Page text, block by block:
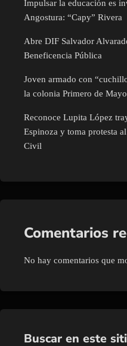
Impulsar la educación es
Angostura: “Capy” Rivera
Abre DIF Salvador
Beneficencia Pública
Joven armado con
la colonia Primero de
Reconoce Lupita López
Espinoza y toma protesta
Civil
Comentarios
No hay comentarios que
Buscar en este